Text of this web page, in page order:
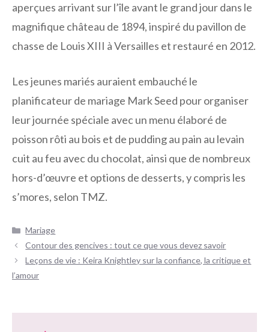
aperçues arrivant sur l’île avant le grand jour dans le
magnifique château de 1894, inspiré du pavillon de
chasse de Louis XIII à Versailles et restauré en 2012.
Les jeunes mariés auraient embauché le
planificateur de mariage Mark Seed pour organiser
leur journée spéciale avec un menu élaboré de
poisson rôti au bois et de pudding au pain au levain
cuit au feu avec du chocolat, ainsi que de nombreux
hors-d’œuvre et options de desserts, y compris les
s’mores, selon TMZ.
Catégories
Mariage
Navigation
des
Contour des gencives : tout ce que vous devez savoir
Leçons de vie : Keira Knightley sur la confiance, la critique et
l’amour